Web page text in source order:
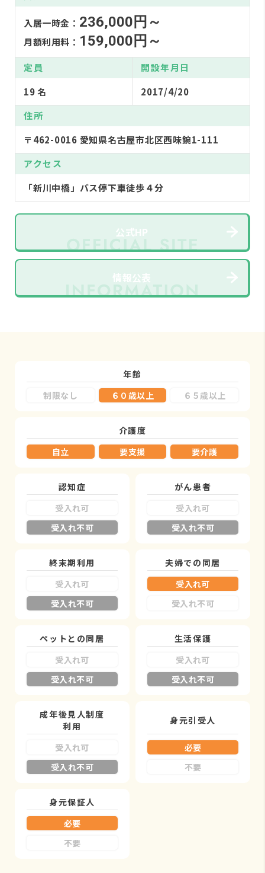
入居一時金： 236,000円～
月額利用料： 159,000円～
定員
19 名
開設年月日
2017/4/20
住所
〒462-0016 愛知県名古屋市北区西味鋺1-111
アクセス
「新川中橋」バス停下車徒歩４分
公式HP
情報公表
年齢
制限なし
６０歳以上 ６５歳以上
介護度
自立
要支援 要介護
認知症
受入れ可
受入れ不可
がん患者
受入れ可
受入れ不可
終末期利用
受入れ可
受入れ不可
夫婦での同居
受入れ可
受入れ不可
ペットとの同居
受入れ可
受入れ不可
生活保護
受入れ可
受入れ不可
成年後見人制度
利用
受入れ可
受入れ不可
身元引受人
必要
不要
身元保証人
必要
不要